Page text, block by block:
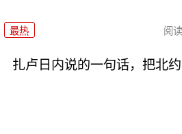
最热 阅读
扎卢日内说的一句话，把北